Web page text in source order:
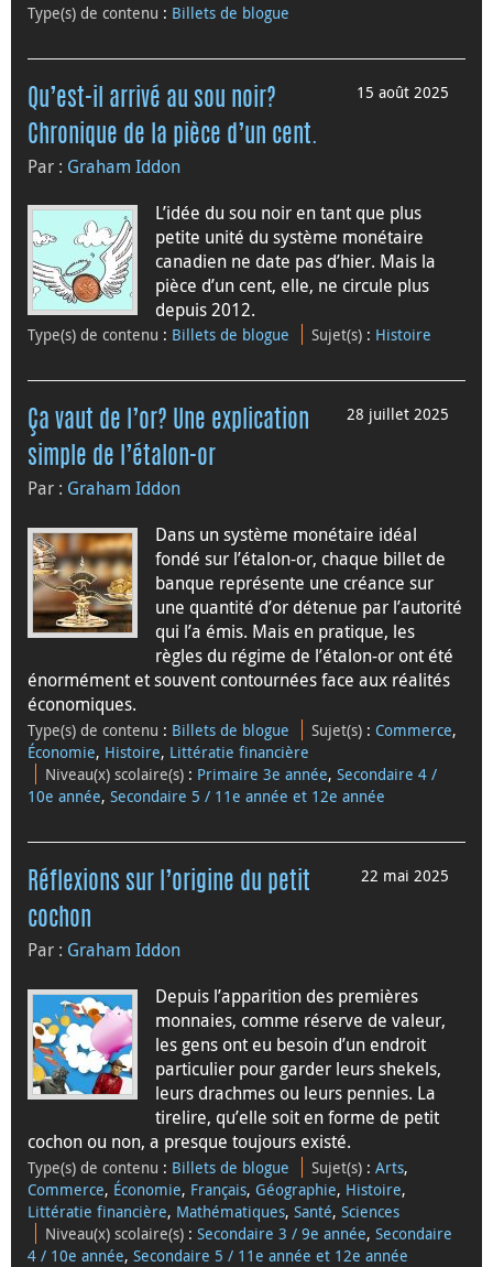
Type(s) de contenu : Billets de blogue
15 août 2025
Qu’est-il arrivé au sou noir?
Chronique de la pièce d’un cent.
Par : Graham Iddon
L’idée du sou noir en tant que plus
petite unité du système monétaire
canadien ne date pas d’hier. Mais la
pièce d’un cent, elle, ne circule plus
depuis 2012.
Type(s) de contenu : Billets de blogue Sujet(s) : Histoire
28 juillet 2025
Ça vaut de l’or? Une explication
simple de l’étalon-or
Par : Graham Iddon
Dans un système monétaire idéal
fondé sur l’étalon-or, chaque billet de
banque représente une créance sur
une quantité d’or détenue par l’autorité
qui l’a émis. Mais en pratique, les
règles du régime de l’étalon-or ont été
énormément et souvent contournées face aux réalités
économiques.
Type(s) de contenu : Billets de blogue Sujet(s) : Commerce,
Économie, Histoire, Littératie financière
Niveau(x) scolaire(s) : Primaire 3e année,Secondaire 4 /
10e année, Secondaire 5 / 11e année et 12e année
22 mai 2025
Réflexions sur l’origine du petit
cochon
Par : Graham Iddon
Depuis l’apparition des premières
monnaies, comme réserve de valeur,
les gens ont eu besoin d’un endroit
particulier pour garder leurs shekels,
leurs drachmes ou leurs pennies. La
tirelire, qu’elle soit en forme de petit
cochon ou non, a presque toujours existé.
Type(s) de contenu : Billets de blogue Sujet(s) :Arts,
Commerce, Économie, Français, Géographie, Histoire,
Littératie financière, Mathématiques, Santé, Sciences
Niveau(x) scolaire(s) :Secondaire 3 / 9e année,Secondaire
4 / 10e année, Secondaire 5 / 11e année et 12e année